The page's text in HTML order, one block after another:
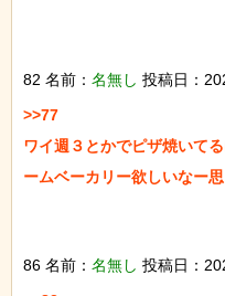
82 名前： 名無し 投稿日：
>>77
ワイ週３とかでピザ焼いて
ームベーカリー欲しいなー
86 名前： 名無し 投稿日：